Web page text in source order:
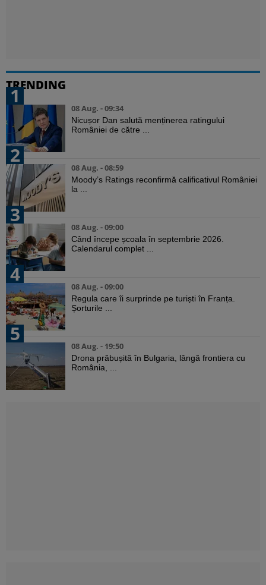
TRENDING
1
08 Aug. - 09:34
Nicușor Dan salută menținerea ratingului
României de către ...
2
08 Aug. - 08:59
Moody’s Ratings reconfirmă calificativul României
la ...
3
08 Aug. - 09:00
Când începe școala în septembrie 2026.
Calendarul complet ...
4
08 Aug. - 09:00
Regula care îi surprinde pe turiști în Franța.
Șorturile ...
5
08 Aug. - 19:50
Drona prăbușită în Bulgaria, lângă frontiera cu
România, ...